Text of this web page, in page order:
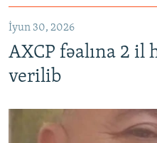
İyun 30, 2026
AXCP fəalına 2 il
verilib